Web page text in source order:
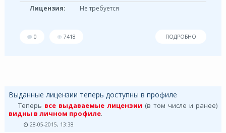
Лицензия: Не требуется
0 7418 ПОДРОБНО
Выданные лицензии теперь доступны в профиле
Теперь все выдаваемые лицензии (в том числе и ранее)
видны в личном профиле.
28-05-2015, 13:38